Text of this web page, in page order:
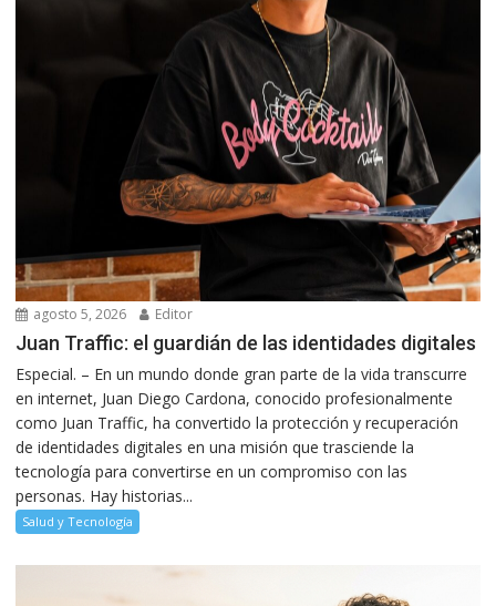
agosto 5, 2026 Editor
Juan Traffic: el guardián de las identidades digitales
Especial. – En un mundo donde gran parte de la vida transcurre
en internet, Juan Diego Cardona, conocido profesionalmente
como Juan Traffic, ha convertido la protección y recuperación
de identidades digitales en una misión que trasciende la
tecnología para convertirse en un compromiso con las
personas. Hay historias...
Salud y Tecnología